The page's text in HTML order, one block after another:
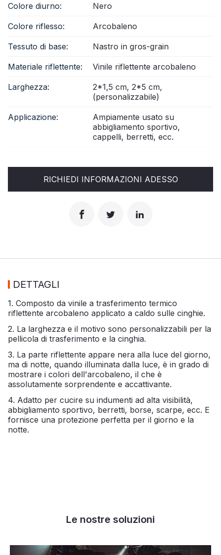
Colore diurno: Nero
Colore riflesso: Arcobaleno
Tessuto di base: Nastro in gros-grain
Materiale riflettente: Vinile riflettente arcobaleno
Larghezza:
2*1,5 cm, 2*5 cm,
(personalizzabile)
Applicazione:
Ampiamente usato su
abbigliamento sportivo,
cappelli, berretti, ecc.
RICHIEDI INFORMAZIONI ADESSO
DETTAGLI
1. Composto da vinile a trasferimento termico
riflettente arcobaleno applicato a caldo sulle cinghie.
2. La larghezza e il motivo sono personalizzabili per la
pellicola di trasferimento e la cinghia.
3. La parte riflettente appare nera alla luce del giorno,
ma di notte, quando illuminata dalla luce, è in grado di
mostrare i colori dell'arcobaleno, il che è
assolutamente sorprendente e accattivante.
4. Adatto per cucire su indumenti ad alta visibilità,
abbigliamento sportivo, berretti, borse, scarpe, ecc. E
fornisce una protezione perfetta per il giorno e la
notte.
Le nostre soluzioni